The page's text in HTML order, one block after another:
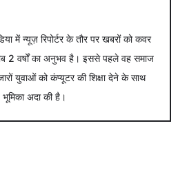
में न्यूज़ रिपोर्टर के तौर पर खबरों को कवर
2 वर्षों का अनुभव है। इससे पहले वह समाज
युवाओं को कंप्यूटर की शिक्षा देने के साथ
भूमिका अदा की है।